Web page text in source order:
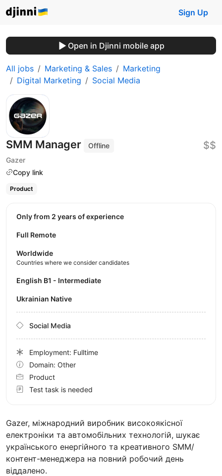
Sign Up
Open in Djinni mobile app
All jobs Marketing & Sales
Marketing
Digital Marketing
Social Media
SMM Manager
Offline
Gazer
Copy link
$$
Product
Gazer, міжнародний виробник високоякісної
електроніки та автомобільних технологій, шукає
українського енергійного та креативного SMM/
контент-менеджера на повний робочий день
віддалено.
Only from 2 years of experience
Full Remote
Worldwide
Countries where we consider candidates
English B1 - Intermediate
Ukrainian Native
Social Media
Employment: Fulltime
Domain: Other
Product
Test task is needed